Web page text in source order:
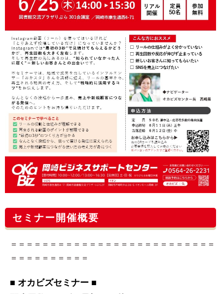
セミナー開催概要
＝＝＝＝＝＝＝＝＝＝＝＝＝＝＝＝＝＝＝＝＝＝＝＝＝＝
＝＝＝＝＝＝＝＝＝＝
■ オカビズセミナー ■